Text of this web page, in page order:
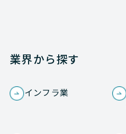
業界から探す
インフラ業